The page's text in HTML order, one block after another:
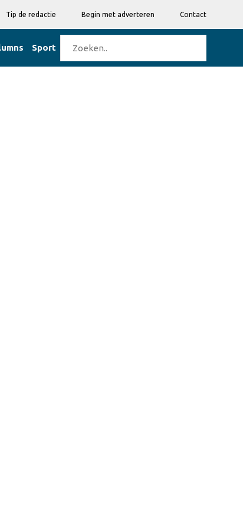
Tip de redactie Begin met adverteren Contact
Sport